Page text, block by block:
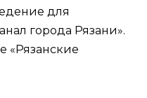
для
города Рязани».
«Рязанские